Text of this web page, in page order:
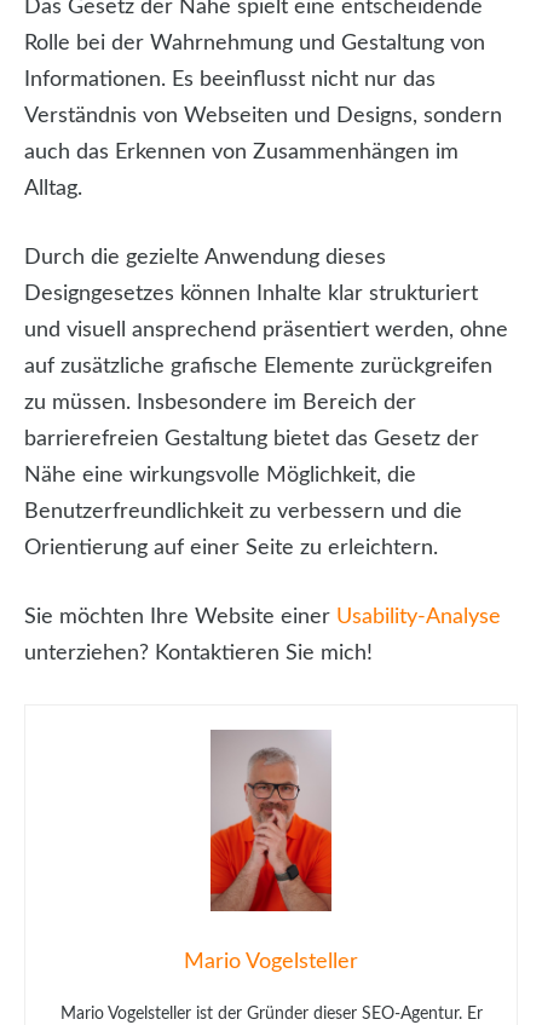
Das Gesetz der Nähe spielt eine entscheidende
Rolle bei der Wahrnehmung und Gestaltung von
Informationen. Es beeinflusst nicht nur das
Verständnis von Webseiten und Designs, sondern
auch das Erkennen von Zusammenhängen im
Alltag.
Durch die gezielte Anwendung dieses
Designgesetzes können Inhalte klar strukturiert
und visuell ansprechend präsentiert werden, ohne
auf zusätzliche grafische Elemente zurückgreifen
zu müssen. Insbesondere im Bereich der
barrierefreien Gestaltung bietet das Gesetz der
Nähe eine wirkungsvolle Möglichkeit, die
Benutzerfreundlichkeit zu verbessern und die
Orientierung auf einer Seite zu erleichtern.
Sie möchten Ihre Website einer Usability-Analyse
unterziehen? Kontaktieren Sie mich!
Mario Vogelsteller
Mario Vogelsteller ist der Gründer dieser SEO-Agentur. Er